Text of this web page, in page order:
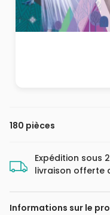
180 pièces
Expédition sous
livraison offerte
Informations sur le